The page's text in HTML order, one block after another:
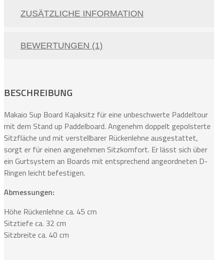
ZUSÄTZLICHE INFORMATION
BEWERTUNGEN (1)
BESCHREIBUNG
Makaio Sup Board Kajaksitz für eine unbeschwerte Paddeltour
mit dem Stand up Paddelboard. Angenehm doppelt gepolsterte
Sitzfläche und mit verstellbarer Rückenlehne ausgestattet,
sorgt er für einen angenehmen Sitzkomfort. Er lässt sich über
ein Gurtsystem an Boards mit entsprechend angeordneten D-
Ringen leicht befestigen.
Abmessungen:
Höhe Rückenlehne ca. 45 cm
Sitztiefe ca. 32 cm
Sitzbreite ca. 40 cm